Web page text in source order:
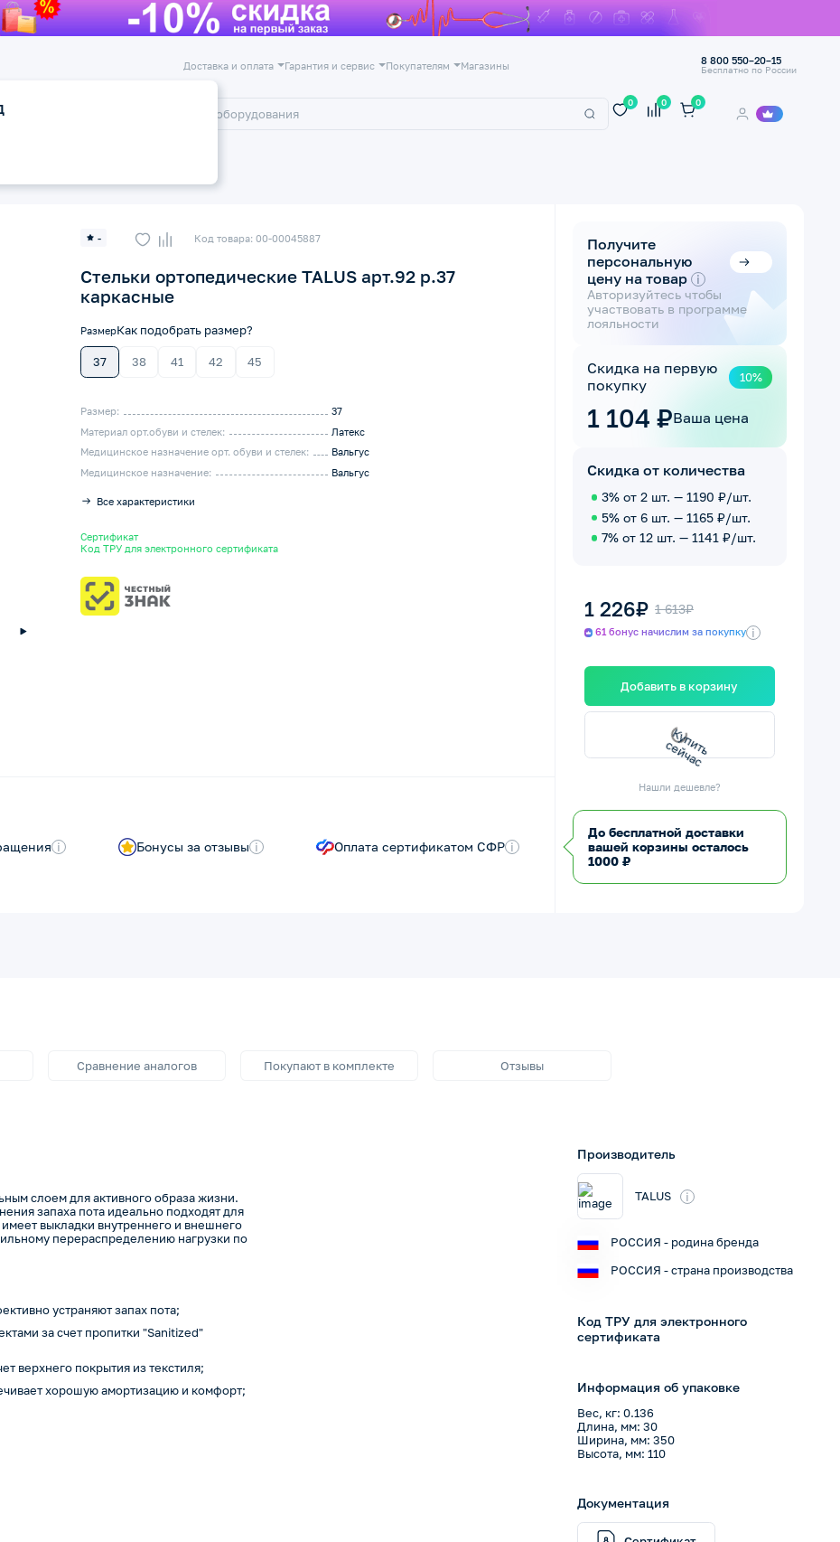
Доставка и оплата Гарантия и сервис Покупателям Магазины 8 800 550–20–15
Бесплатно по России
0 0 0
- Код товара: 00-00045887
Стельки ортопедические TALUS арт.92 р.37
каркасные
РазмерКак подобрать размер?
37 38 41 42 45
Размер:
37
Материал орт.обуви и стелек:
Латекс
Медицинское назначение орт. обуви и стелек:
Вальгус
Медицинское назначение:
Вальгус
Все характеристики
Сертификат
Код ТРУ для электронного сертификата
i Бонусы за отзывы i Оплата сертификатом СФР i
Получите
персональную
цену на товар i
Авторизуйтесь чтобы
участвовать в программе
лояльности
Скидка на первую
покупку
10%
1 104 ₽Ваша цена
Скидка от количества
3% от 2 шт. — 1190 ₽/шт.
5% от 6 шт. — 1165 ₽/шт.
7% от 12 шт. — 1141 ₽/шт.
1 226₽ 1 613₽
61 бонус начислим за покупку i
Добавить в корзину
К
у
п
и
т
ь
с
е
й
ч
а
с
Нашли дешевле?
До бесплатной доставки
вашей корзины осталось
1000 ₽
Сравнение аналогов Покупают в комплекте Отзывы
слоем для активного образа жизни.
запаха пота идеально подходят для
выкладки внутреннего и внешнего
перераспределению нагрузки по
устраняют запах пота;
за счет пропитки "Sanitized"
верхнего покрытия из текстиля;
хорошую амортизацию и комфорт;
Производитель
TALUS i
РОССИЯ - родина бренда
РОССИЯ - страна производства
Код ТРУ для электронного
сертификата
Информация об упаковке
Вес, кг: 0.136
Длина, мм: 30
Ширина, мм: 350
Высота, мм: 110
Документация